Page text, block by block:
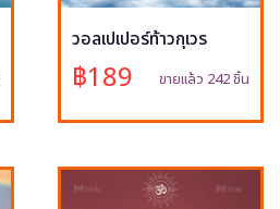
วอลเปเปอร์ท้าวกุเวร
฿189 ขายแล้ว 242 ชิ้น